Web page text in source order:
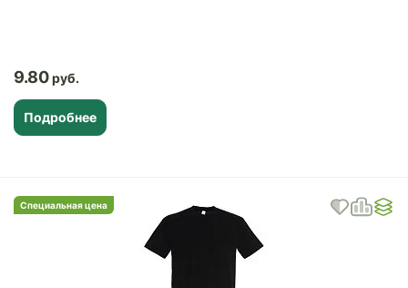
9.80
Подробнее
Специальная цена